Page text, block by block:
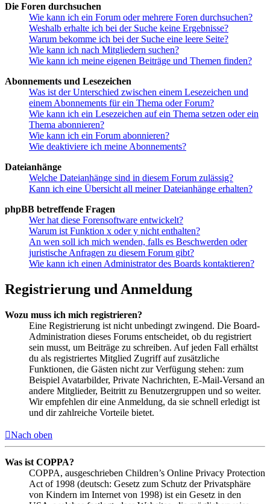
Die Foren durchsuchen
Wie kann ich ein Forum oder mehrere Foren durchsuchen?
Weshalb erhalte ich bei der Suche keine Ergebnisse?
Warum bekomme ich bei der Suche eine leere Seite?
Wie kann ich nach Mitgliedern suchen?
Wie kann ich meine eigenen Beiträge und Themen finden?
Abonnements und Lesezeichen
Was ist der Unterschied zwischen einem Lesezeichen und
einem Abonnements für ein Thema oder Forum?
Wie kann ich ein Lesezeichen auf ein Thema setzen oder ein
Thema abonnieren?
Wie kann ich ein Forum abonnieren?
Wie deaktiviere ich meine Abonnements?
Dateianhänge
Welche Dateianhänge sind in diesem Forum zulässig?
Kann ich eine Übersicht all meiner Dateianhänge erhalten?
phpBB betreffende Fragen
Wer hat diese Forensoftware entwickelt?
Warum ist Funktion x oder y nicht enthalten?
An wen soll ich mich wenden, falls es Beschwerden oder
juristische Anfragen zu diesem Forum gibt?
Wie kann ich einen Administrator des Boards kontaktieren?
Registrierung und Anmeldung
Wozu muss ich mich registrieren?
Eine Registrierung ist nicht unbedingt zwingend. Die Board-
Administration dieses Forums entscheidet, ob du registriert
sein musst, um Beiträge zu schreiben. Auf jeden Fall erhältst
du als registriertes Mitglied Zugriff auf zusätzliche
Funktionen, die Gästen nicht zur Verfügung stehen: zum
Beispiel Avatarbilder, Private Nachrichten, E-Mail-Versand an
andere Mitglieder, Beitritt zu Benutzergruppen und so weiter.
Wir empfehlen dir eine Anmeldung, da sie schnell erledigt ist
und dir zahlreiche Vorteile bietet.
Nach oben
Was ist COPPA?
COPPA, ausgeschrieben Children’s Online Privacy Protection
Act of 1998 (deutsch: Gesetz zum Schutz der Privatsphäre
von Kindern im Internet von 1998) ist ein Gesetz in den